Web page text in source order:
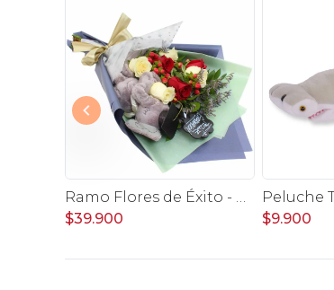
Ramo Flores de Éxito - Ramo de flores para graduación con rosas rojas y rosas blancas, peluche de elefante y pizarra
$39.900
Peluche
$9.900